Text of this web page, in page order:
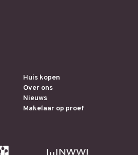
Huis kopen
Over ons
Nieuws
Makelaar op proef